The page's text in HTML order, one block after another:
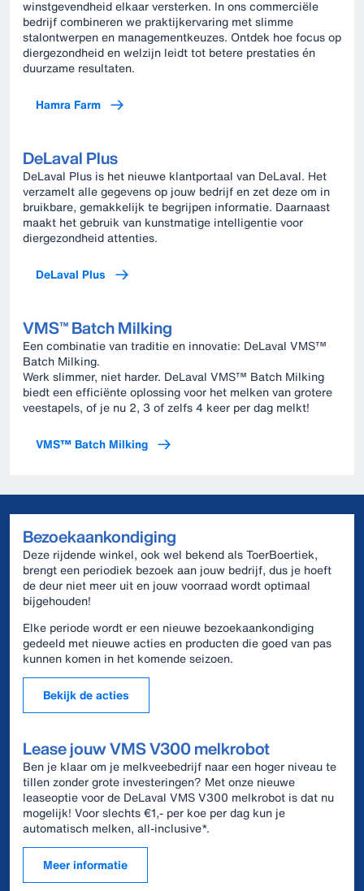
winstgevendheid elkaar versterken. In ons commerciële
bedrijf combineren we praktijkervaring met slimme
stalontwerpen en managementkeuzes. Ontdek hoe focus op
diergezondheid en welzijn leidt tot betere prestaties én
duurzame resultaten.
Hamra Farm
DeLaval Plus
DeLaval Plus is het nieuwe klantportaal van DeLaval. Het
verzamelt alle gegevens op jouw bedrijf en zet deze om in
bruikbare, gemakkelijk te begrijpen informatie. Daarnaast
maakt het gebruik van kunstmatige intelligentie voor
diergezondheid attenties.
DeLaval Plus
VMS™ Batch Milking
Een combinatie van traditie en innovatie: DeLaval VMS™
Batch Milking.
Werk slimmer, niet harder. DeLaval VMS™ Batch Milking
biedt een efficiënte oplossing voor het melken van grotere
veestapels, of je nu 2, 3 of zelfs 4 keer per dag melkt!
VMS™ Batch Milking
Bezoekaankondiging
Deze rijdende winkel, ook wel bekend als ToerBoertiek,
brengt een periodiek bezoek aan jouw bedrijf, dus je hoeft
de deur niet meer uit en jouw voorraad wordt optimaal
bijgehouden!
Elke periode wordt er een nieuwe bezoekaankondiging
gedeeld met nieuwe acties en producten die goed van pas
kunnen komen in het komende seizoen.
Bekijk de acties
Lease jouw VMS V300 melkrobot
Ben je klaar om je melkveebedrijf naar een hoger niveau te
tillen zonder grote investeringen? Met onze nieuwe
leaseoptie voor de DeLaval VMS V300 melkrobot is dat nu
mogelijk! Voor slechts €1,- per koe per dag kun je
automatisch melken, all-inclusive*.
Meer informatie